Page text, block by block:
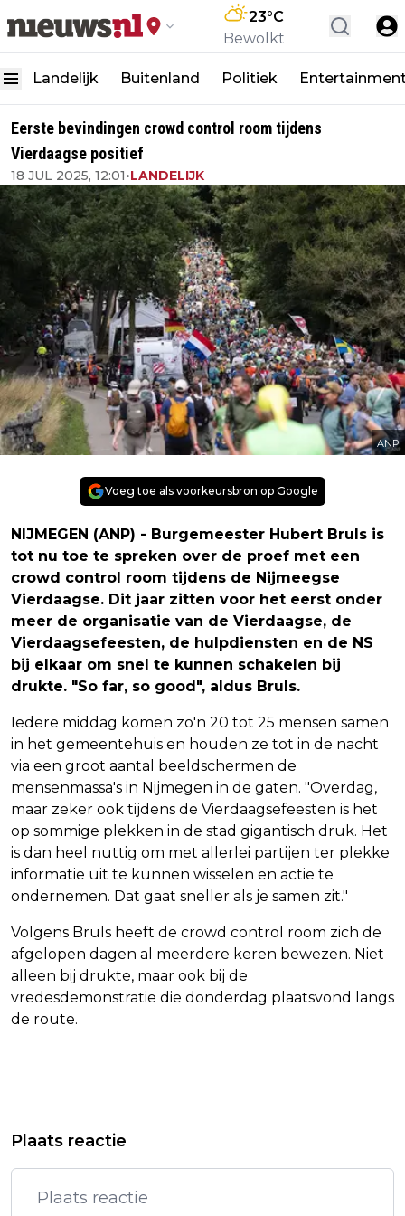
23°C
Bewolkt
Landelijk Buitenland Politiek
Eerste bevindingen crowd control room tijdens
Vierdaagse positief
18 JUL 2025, 12:01•LANDELIJK
ANP
Voeg toe als voorkeursbron op Google
NIJMEGEN (ANP) - Burgemeester Hubert Bruls is
tot nu toe te spreken over de proef met een
crowd control room tijdens de Nijmeegse
Vierdaagse. Dit jaar zitten voor het eerst onder
meer de organisatie van de Vierdaagse, de
Vierdaagsefeesten, de hulpdiensten en de NS
bij elkaar om snel te kunnen schakelen bij
drukte. "So far, so good", aldus Bruls.
Iedere middag komen zo'n 20 tot 25 mensen samen
in het gemeentehuis en houden ze tot in de nacht
via een groot aantal beeldschermen de
mensenmassa's in Nijmegen in de gaten. "Overdag,
maar zeker ook tijdens de Vierdaagsefeesten is het
op sommige plekken in de stad gigantisch druk. Het
is dan heel nuttig om met allerlei partijen ter plekke
informatie uit te kunnen wisselen en actie te
ondernemen. Dat gaat sneller als je samen zit."
Volgens Bruls heeft de crowd control room zich de
afgelopen dagen al meerdere keren bewezen. Niet
alleen bij drukte, maar ook bij de
vredesdemonstratie die donderdag plaatsvond langs
de route.
KARTHIKEYAN KRIJGT BIOPIC
WOLTER KROES GAAT MET DOCHTER
SAMENWERKEN
Plaats reactie